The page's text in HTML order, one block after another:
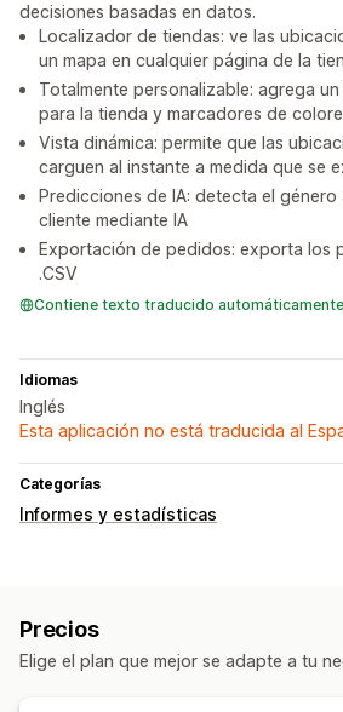
decisiones basadas en datos.
Localizador de tiendas: ve las
un mapa en cualquier página de la
Totalmente personalizable: agrega
para la tienda y marcadores de
Vista dinámica: permite que las
carguen al instante a medida que se
Predicciones de IA: detecta el género
cliente mediante IA
Exportación de pedidos: exporta los
.CSV
Contiene texto traducido automáticamente
Idiomas
Inglés
Esta aplicación no está traducida al
Categorías
Informes y estadísticas
Segmentación
Análisis de cohortes
Precios
Elige el plan que mejor se adapte a tu